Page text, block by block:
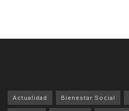
Actualidad Bienestar Social